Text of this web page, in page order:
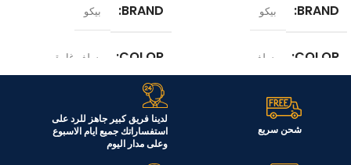
BRAND بيكو
COLOR سلفر
BRAND بيكو
COLOR سلفر غامق
الموديل
RDNG551M20TXBR
شحن سريع
لدينا فريق كبير جاهز للرد على
استفساراتك جميع ايام الاسبوع
وعلى مدار اليوم